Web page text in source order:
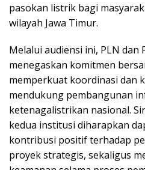
pasokan listrik bagi
wilayah Jawa Timur.
Melalui audiensi ini, PLN dan
menegaskan komitmen
memperkuat koordinasi dan
mendukung pembangunan
ketenagalistrikan nasional.
kedua institusi diharapkan
kontribusi positif terhadap
proyek strategis, sekaligus